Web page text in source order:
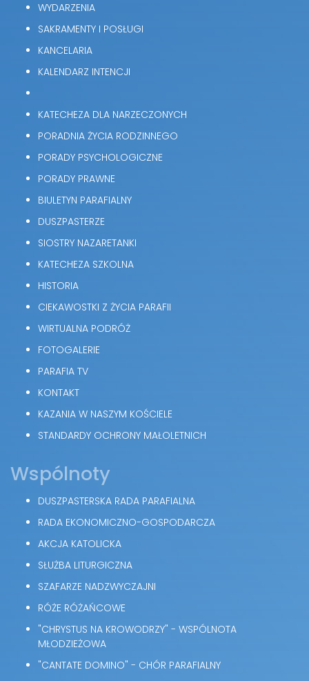
WYDARZENIA
SAKRAMENTY I POSŁUGI
KANCELARIA
KALENDARZ INTENCJI
KATECHEZA DLA NARZECZONYCH
PORADNIA ŻYCIA RODZINNEGO
PORADY PSYCHOLOGICZNE
PORADY PRAWNE
BIULETYN PARAFIALNY
DUSZPASTERZE
SIOSTRY NAZARETANKI
KATECHEZA SZKOLNA
HISTORIA
CIEKAWOSTKI Z ŻYCIA PARAFII
WIRTUALNA PODRÓŻ
FOTOGALERIE
PARAFIA TV
KONTAKT
KAZANIA W NASZYM KOŚCIELE
STANDARDY OCHRONY MAŁOLETNICH
Wspólnoty
DUSZPASTERSKA RADA PARAFIALNA
RADA EKONOMICZNO-GOSPODARCZA
AKCJA KATOLICKA
SŁUŻBA LITURGICZNA
SZAFARZE NADZWYCZAJNI
RÓŻE RÓŻAŃCOWE
"CHRYSTUS NA KROWODRZY" - WSPÓLNOTA
MŁODZIEŻOWA
"CANTATE DOMINO" - CHÓR PARAFIALNY